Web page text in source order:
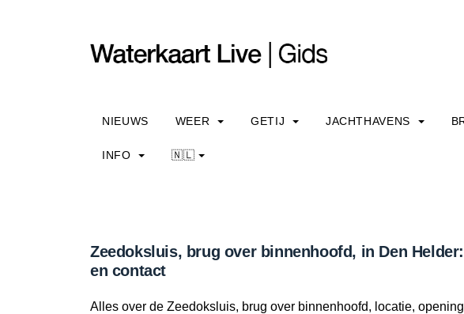
NIEUWS WEER GETIJ JACHTHAVENS
INFO 🇳🇱
Zeedoksluis, brug over binnenhoofd, in Den
en contact
Alles over de Zeedoksluis, brug over binnenhoofd, locatie,